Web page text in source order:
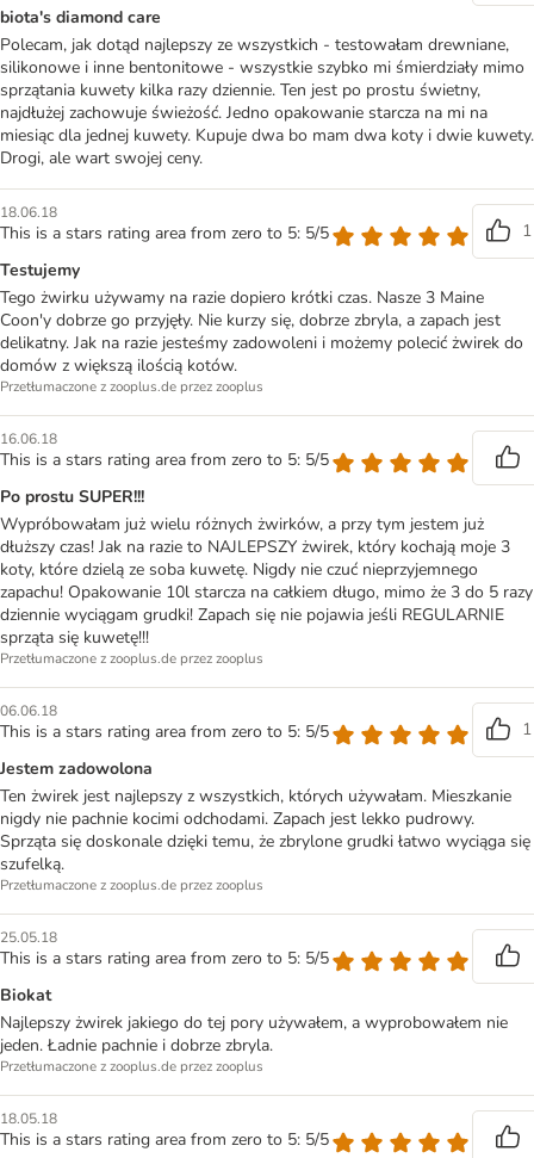
biota's diamond care
Polecam, jak dotąd najlepszy ze wszystkich - testowałam drewniane,
silikonowe i inne bentonitowe - wszystkie szybko mi śmierdziały mimo
sprzątania kuwety kilka razy dziennie. Ten jest po prostu świetny,
najdłużej zachowuje świeżość. Jedno opakowanie starcza na mi na
miesiąc dla jednej kuwety. Kupuje dwa bo mam dwa koty i dwie kuwety.
Drogi, ale wart swojej ceny.
18.06.18
This is a stars rating area from zero to 5: 5/5
1
Testujemy
Tego żwirku używamy na razie dopiero krótki czas. Nasze 3 Maine
Coon'y dobrze go przyjęły. Nie kurzy się, dobrze zbryla, a zapach jest
delikatny. Jak na razie jesteśmy zadowoleni i możemy polecić żwirek do
domów z większą ilością kotów.
Przetłumaczone z zooplus.de przez zooplus
16.06.18
This is a stars rating area from zero to 5: 5/5
Po prostu SUPER!!!
Wypróbowałam już wielu różnych żwirków, a przy tym jestem już
dłuższy czas! Jak na razie to NAJLEPSZY żwirek, który kochają moje 3
koty, które dzielą ze soba kuwetę. Nigdy nie czuć nieprzyjemnego
zapachu! Opakowanie 10l starcza na całkiem długo, mimo że 3 do 5 razy
dziennie wyciągam grudki! Zapach się nie pojawia jeśli REGULARNIE
sprząta się kuwetę!!!
Przetłumaczone z zooplus.de przez zooplus
06.06.18
This is a stars rating area from zero to 5: 5/5
1
Jestem zadowolona
Ten żwirek jest najlepszy z wszystkich, których używałam. Mieszkanie
nigdy nie pachnie kocimi odchodami. Zapach jest lekko pudrowy.
Sprząta się doskonale dzięki temu, że zbrylone grudki łatwo wyciąga się
szufelką.
Przetłumaczone z zooplus.de przez zooplus
25.05.18
This is a stars rating area from zero to 5: 5/5
Biokat
Najlepszy żwirek jakiego do tej pory używałem, a wyprobowałem nie
jeden. Ładnie pachnie i dobrze zbryla.
Przetłumaczone z zooplus.de przez zooplus
18.05.18
This is a stars rating area from zero to 5: 5/5